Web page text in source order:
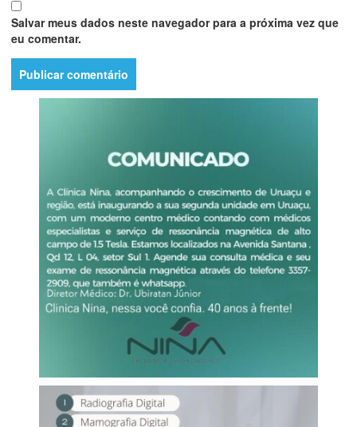
Salvar meus dados neste navegador para a próxima vez que
eu comentar.